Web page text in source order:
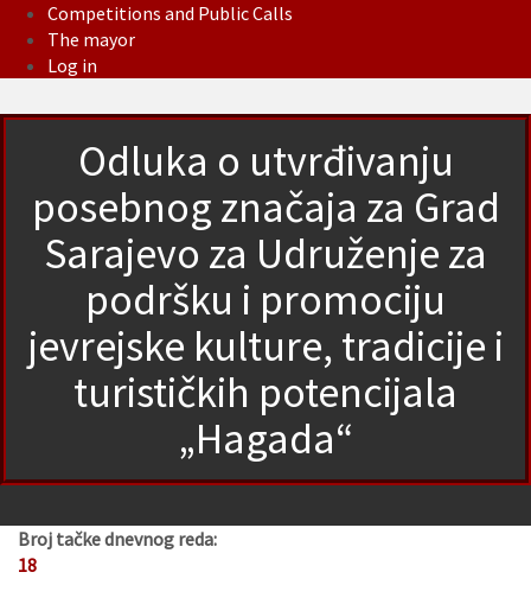
Competitions and Public Calls
The mayor
Log in
Odluka o utvrđivanju
posebnog značaja za Grad
Sarajevo za Udruženje za
podršku i promociju
jevrejske kulture, tradicije i
turističkih potencijala
„Hagada“
Broj tačke dnevnog reda:
18